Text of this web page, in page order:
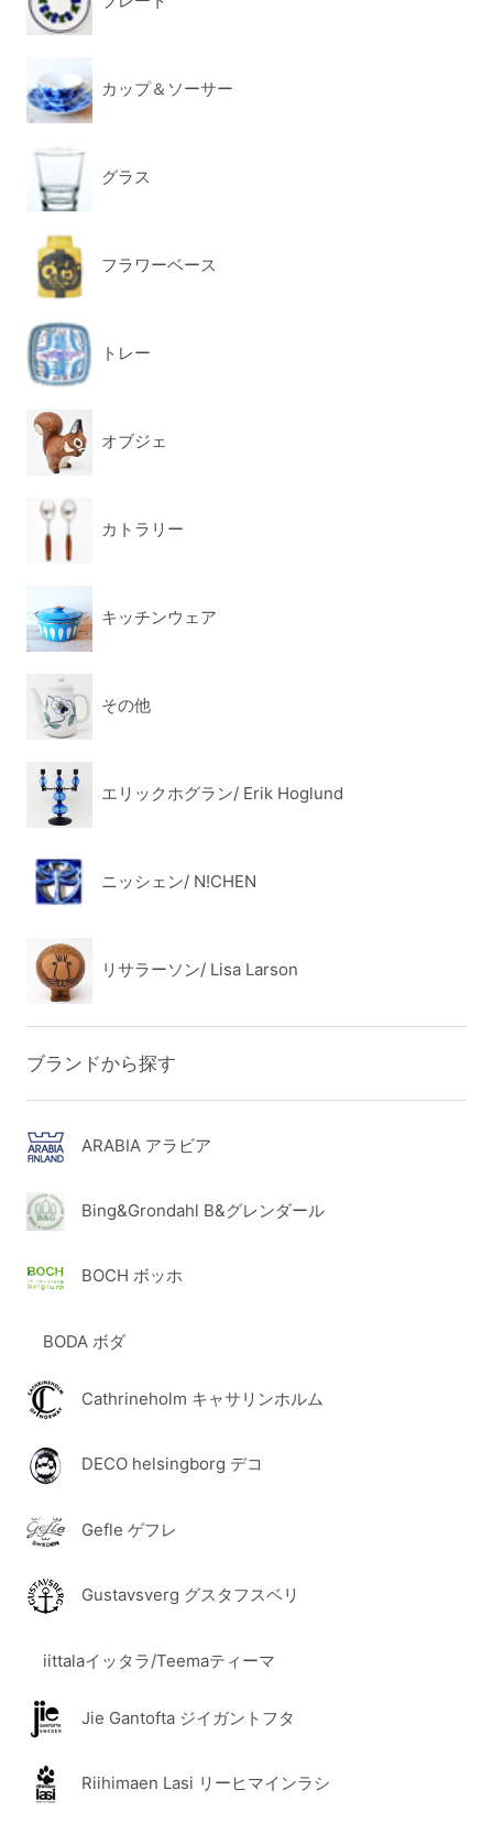
カップ＆ソーサー
グラス
フラワーベース
トレー
オブジェ
カトラリー
キッチンウェア
その他
エリックホグラン/ Erik Hoglund
ニッシェン/ N!CHEN
リサラーソン/ Lisa Larson
ブランドから探す
ARABIA アラビア
Bing&Grondahl B&グレンダール
BOCH ボッホ
BODA ボダ
Cathrineholm キャサリンホルム
DECO helsingborg デコ
Gefle ゲフレ
Gustavsverg グスタフスベリ
iittalaイッタラ/Teemaティーマ
Jie Gantofta ジイガントフタ
Riihimaen Lasi リーヒマインラシ